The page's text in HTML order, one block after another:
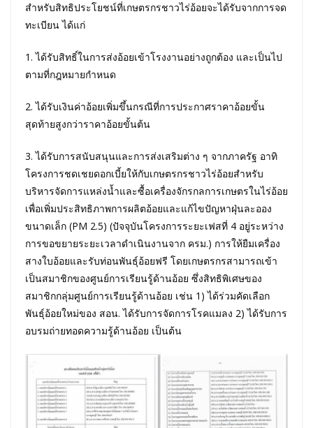
สำหรับสิทธิประโยชน์ที่เกษตรกรชาวไร่อ้อยจะได้รับจากการจด
ทะเบียน ได้แก่
1. ได้รับสิทธิ์ในการส่งอ้อยเข้าโรงงานอย่างถูกต้อง และเป็นไป
ตามที่กฎหมายกำหนด
2. ได้รับเงินค่าอ้อยเพิ่มขึ้นกรณีที่การประกาศราคาอ้อยขั้น
สุดท้ายสูงกว่าราคาอ้อยขั้นต้น
3. ได้รับการสนับสนุนและการส่งเสริมต่าง ๆ จากภาครัฐ อาทิ
โครงการชดเชยดอกเบี้ยให้กับเกษตรกรชาวไร่อ้อยสำหรับ
บริหารจัดการแหล่งน้ำและซื้อเครื่องจักรกลการเกษตรในไร่อ้อย
เพื่อเพิ่มประสิทธิภาพการผลิตอ้อยและแก้ไขปัญหาฝุ่นละออง
ขนาดเล็ก (PM 2.5) (ปัจจุบันโครงการระยะเฟสที่ 4 อยู่ระหว่าง
การขอขยายระยะเวลาดำเนินงานจาก ครม.) การให้ยืมเครื่อง
สางใบอ้อยและรับท่อนพันธุ์อ้อยฟรี โดยเกษตรกรสามารถเข้า
เป็นสมาชิกของศูนย์การเรียนรู้ด้านอ้อย ซึ่งสิทธิพิเศษของ
สมาชิกกลุ่มศูนย์การเรียนรู้ด้านอ้อย เช่น 1) ได้ร่วมคัดเลือก
พันธุ์อ้อยใหม่ของ สอน. ได้รับการจัดการโรคแมลง 2) ได้รับการ
อบรมถ่ายทอดความรู้ด้านอ้อย เป็นต้น